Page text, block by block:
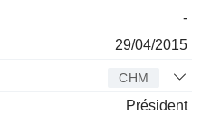
-
29/04/2015
CHM
Président